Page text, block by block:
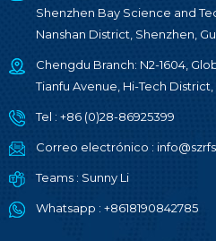
Shenzhen Bay Science and
Nanshan District, Shenzhen,
Chengdu Branch: N2-1604,
Tianfu Avenue, Hi-Tech
Tel : +86 (0)28-86925399
Correo electrónico :
Teams : Sunny Li
Whatsapp : +8618190842785